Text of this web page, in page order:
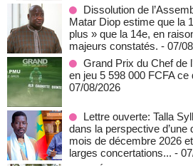
Dissolution de
Matar Diop estime que la
plus » que la 14e, en
majeurs constatés. - 07/
Grand Prix du Chef de
en jeu 5 598 000 FCFA
07/08/2026
Lettre ouverte: Talla
dans la perspective d’une
mois de décembre 2026
larges concertations... -